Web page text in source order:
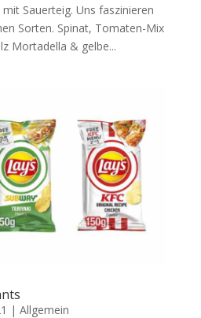
Sauerteig. Uns faszinieren
Sorten. Spinat, Tomaten-Mix
Mortadella & gelbe...
| Allgemein